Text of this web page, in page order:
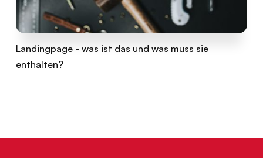
Landingpage - was ist das und was muss sie
enthalten?